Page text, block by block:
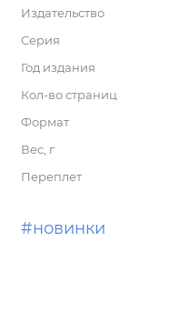
Издательство
Серия
Год издания
Кол-во страниц
Формат
Вес, г
Переплет
#новинки